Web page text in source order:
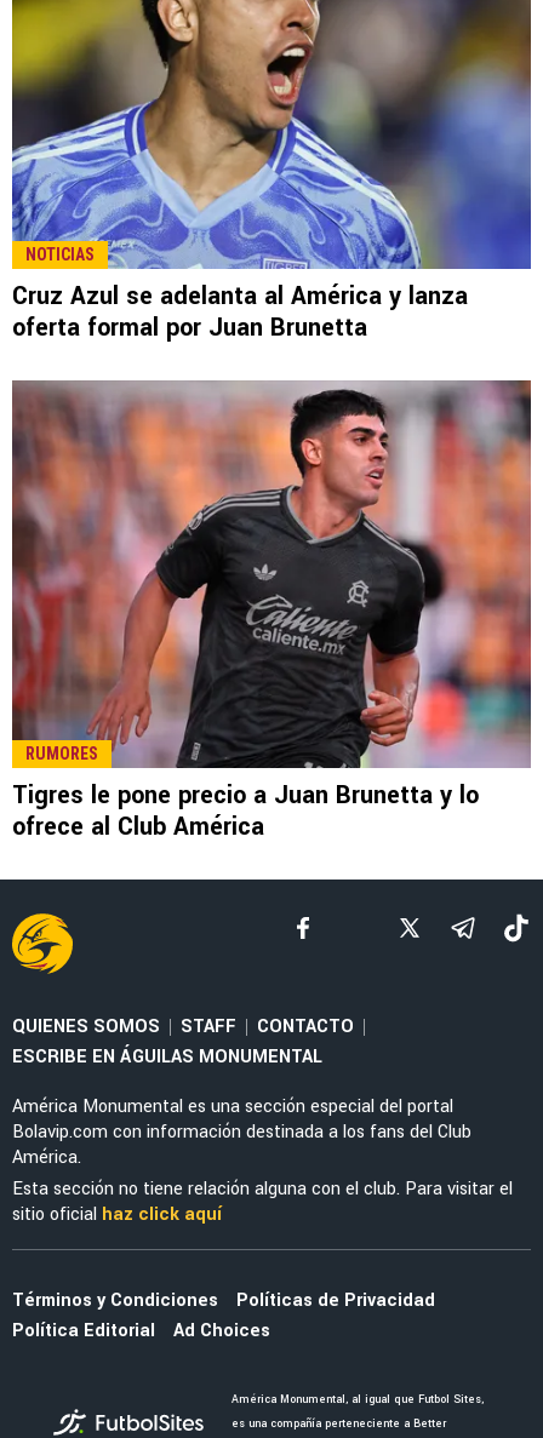
LEE TAMBIÉN
MERCADO
Los tres fichajes que Baños dejó escapar y
ahora irían al Cruz Azul